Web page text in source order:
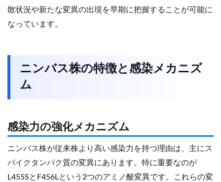
散状況や新たな変異の出現を早期に把握することが可能に
なっています。
ニンバス株の特徴と感染メカニズ
ム
感染力の強化メカニズム
ニンバス株が従来株より高い感染力を持つ理由は、主にス
パイクタンパク質の変異にあります。特に重要なのが
L455SとF456Lという2つのアミノ酸変異です。これらの変